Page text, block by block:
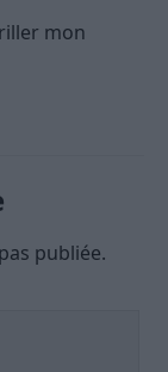
mon
publiée.